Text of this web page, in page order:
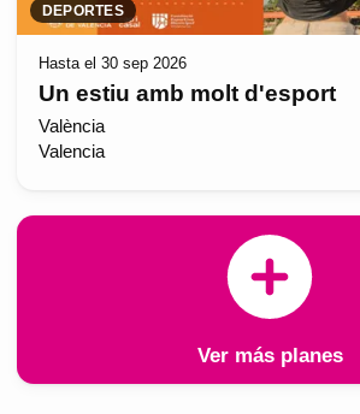
DEPORTES
Hasta el 30 sep 2026
Un estiu amb molt d'esport
València
Valencia
Ver más planes